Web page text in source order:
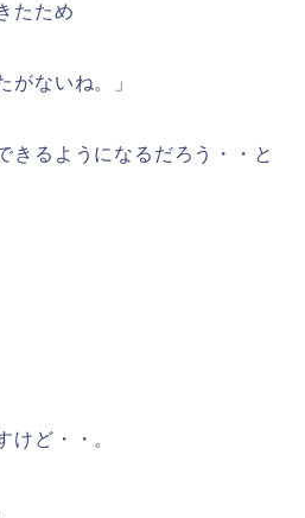
たため
がないね。」
きるようになるだろう・・と
けど・・。